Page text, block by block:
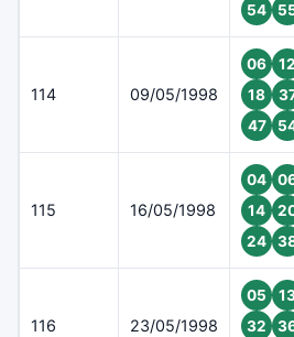
54
114 09/05/1998
06
12
18
47
115 16/05/1998
04
14
24
116 23/05/1998
05
32